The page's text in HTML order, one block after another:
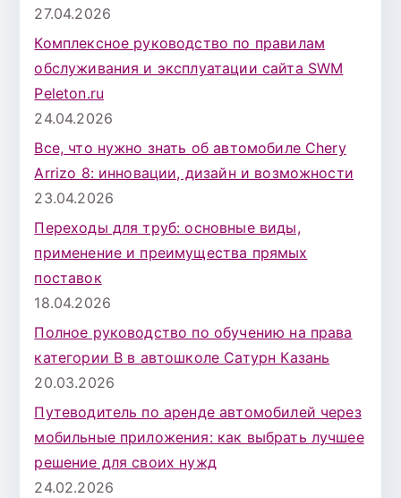
27.04.2026
Комплексное руководство по правилам
обслуживания и эксплуатации сайта SWM
Peleton.ru
24.04.2026
Все, что нужно знать об автомобиле Chery
Arrizo 8: инновации, дизайн и возможности
23.04.2026
Переходы для труб: основные виды,
применение и преимущества прямых
поставок
18.04.2026
Полное руководство по обучению на права
категории B в автошколе Сатурн Казань
20.03.2026
Путеводитель по аренде автомобилей через
мобильные приложения: как выбрать лучшее
решение для своих нужд
24.02.2026